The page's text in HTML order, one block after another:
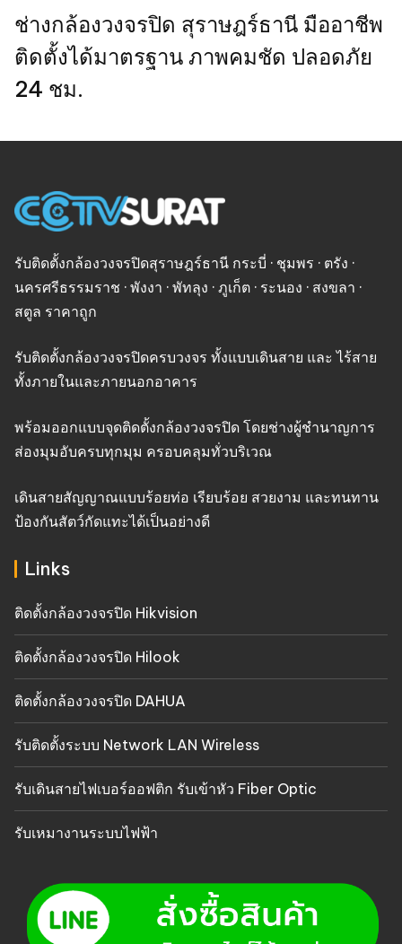
ช่างกล้องวงจรปิด สุราษฎร์ธานี มืออาชีพ
ติดตั้งได้มาตรฐาน ภาพคมชัด ปลอดภัย
24 ชม.
รับติดตั้งกล้องวงจรปิดสุราษฎร์ธานี กระบี่ · ชุมพร · ตรัง ·
นครศรีธรรมราช · พังงา · พัทลุง · ภูเก็ต · ระนอง · สงขลา ·
สตูล ราคาถูก
รับติดตั้งกล้องวงจรปิดครบวงจร ทั้งแบบเดินสาย และ ไร้สาย
ทั้งภายในและภายนอกอาคาร
พร้อมออกแบบจุดติดตั้งกล้องวงจรปิด โดยช่างผู้ชำนาญการ
ส่องมุมอับครบทุกมุม ครอบคลุมทั่วบริเวณ
เดินสายสัญญาณแบบร้อยท่อ เรียบร้อย สวยงาม และทนทาน
ป้องกันสัตว์กัดแทะได้เป็นอย่างดี
Links
ติดตั้งกล้องวงจรปิด Hikvision
ติดตั้งกล้องวงจรปิด Hilook
ติดตั้งกล้องวงจรปิด DAHUA
รับติดตั้งระบบ Network LAN Wireless
รับเดินสายไฟเบอร์ออฟติก รับเข้าหัว Fiber Optic
รับเหมางานระบบไฟฟ้า